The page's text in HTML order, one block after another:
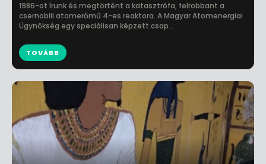
1986-ot írunk és megtörtént a katasztrófa, felrobbant a
csernobili atomerőmű 4-es reaktora. A Magyar Atomenergiai
Ügynökség egy speciálisan képzett csap...
TOVÁBB